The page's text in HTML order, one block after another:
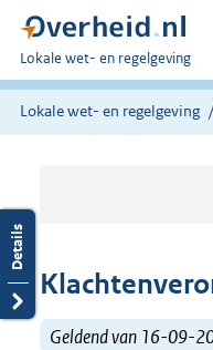
U
bent
hier:
Lokale wet- en regelgeving
Lokale wet- en regelgeving
Geldend van 16-09-